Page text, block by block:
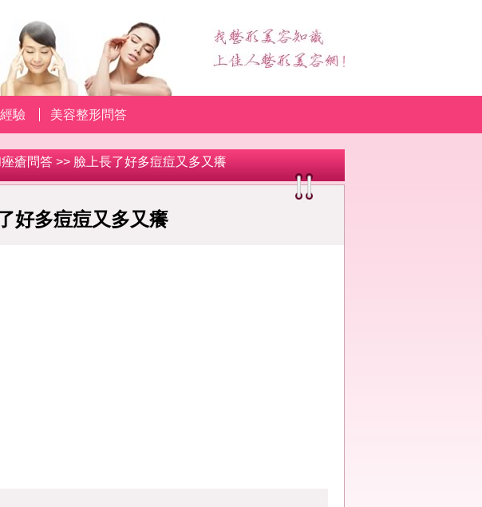
驗 美容整形問答
瘡問答 >> 臉上長了好多痘痘又多又癢
好多痘痘又多又癢